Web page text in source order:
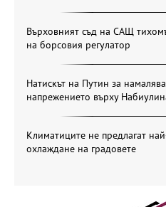
Върховният съд на САЩ
на борсовия регулатор
Натискът на Путин за
напрежението върху
Климатиците не предлагат
охлаждане на градовете